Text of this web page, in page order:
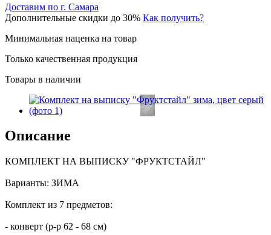
Доставим по г. Самара
Дополнительные скидки до 30% Как получить?
Минимальная наценка на товар
Только качественная продукция
Товары в наличии
Описание
КОМПЛЕКТ НА ВЫПИСКУ "ФРУКТСТАЙЛ"
Варианты: ЗИМА
Комплект из 7 предметов:
- конверт (р-р 62 - 68 см)